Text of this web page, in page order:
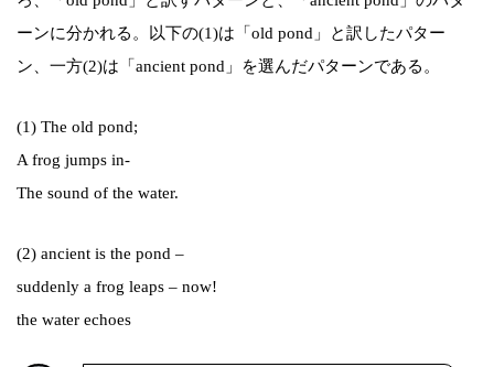
ーンに分かれる。以下の(1)は「old pond」と訳したパター
ン、一方(2)は「ancient pond」を選んだパターンである。
(1) The old pond;
A frog jumps in-
The sound of the water.
(2) ancient is the pond –
suddenly a frog leaps – now!
the water echoes